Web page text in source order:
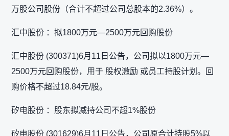
万股公司股份（合计不超过公司总股本的2.36%）。
汇中股份 ：拟1800万元—2500万元回购股份
汇中股份 (300371)6月11日公告，公司拟以1800万元—
2500万元回购股份，用于 股权激励 或员工持股计划。回
购价格不超过18.84元/股。
矽电股份 ：股东拟减持公司不超1%股份
矽电股份 (301629)6月11日公告，公司原合计持股5%以